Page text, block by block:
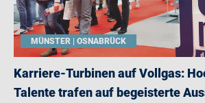
MÜNSTER | OSNABRÜCK
Karriere-Turbinen auf Vollgas:
Talente trafen auf begeisterte